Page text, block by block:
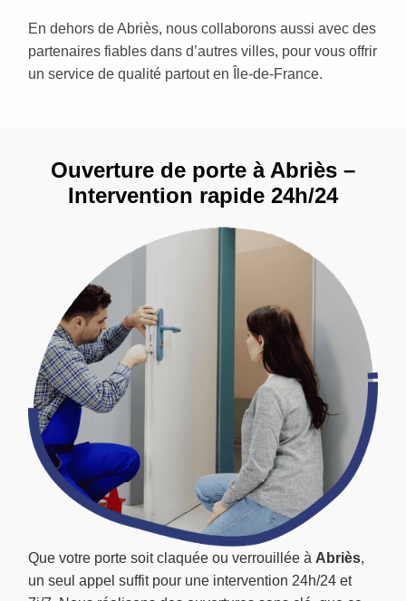
En dehors de Abriès, nous collaborons aussi avec des
partenaires fiables dans d’autres villes, pour vous offrir
un service de qualité partout en Île-de-France.
Que votre porte soit claquée ou verrouillée à Abriès,
un seul appel suffit pour une intervention 24h/24 et
Ouverture de porte à Abriès –
Intervention rapide 24h/24